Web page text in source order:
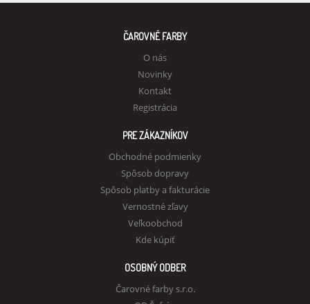
ČAROVNÉ FARBY
O nás
Novinky
Kontakt
Registrácia
PRE ZÁKAZNÍKOV
Obchodné podmienky
Spôsob dopravy
Spôsob platby a fakturácie
Vernostné zľavy
Veľkoobchod
Kde kúpiť
OSOBNÝ ODBER
Čarovné farby s.r.o.